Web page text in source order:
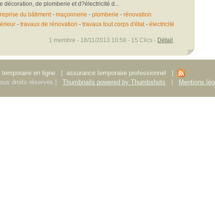
décoration, de plomberie et d?électricité d...
du bâtiment- maçonnerie - plomberie - rénovation
- travaux de rénovation - travaux tout corps d'état- électricité
1 membre - 18/11/2013 10:58 - 15 Clics - Détail
en ligne assurance temporaire professionnel
droits réservés |
Thumbnails powered by Thumbshots Mentions